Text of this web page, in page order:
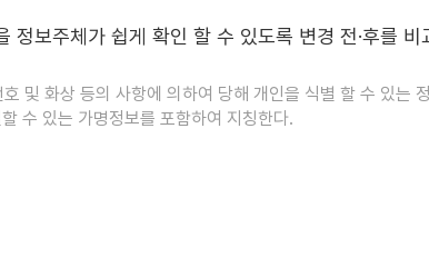
보주체가 쉽게 확인 할 수 있도록 변경 전·후를
및 화상 등의 사항에 의하여 당해 개인을 식별 할 수 있는
수 있는 가명정보를 포함하여 지칭한다.